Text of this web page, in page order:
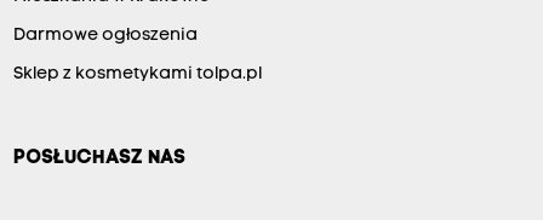
Darmowe ogłoszenia
Sklep z kosmetykami tolpa.pl
POSŁUCHASZ NAS